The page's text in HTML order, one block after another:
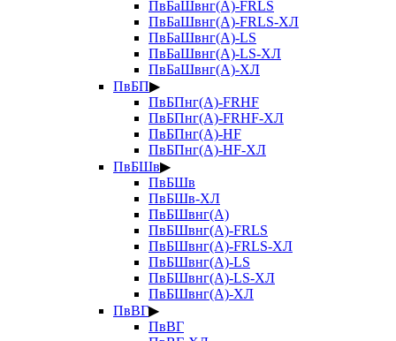
ПвБаШвнг(А)-FRLS
ПвБаШвнг(А)-FRLS-ХЛ
ПвБаШвнг(А)-LS
ПвБаШвнг(А)-LS-ХЛ
ПвБаШвнг(А)-ХЛ
ПвБП▶
ПвБПнг(А)-FRHF
ПвБПнг(А)-FRHF-ХЛ
ПвБПнг(А)-HF
ПвБПнг(А)-HF-ХЛ
ПвБШв▶
ПвБШв
ПвБШв-ХЛ
ПвБШвнг(А)
ПвБШвнг(А)-FRLS
ПвБШвнг(А)-FRLS-ХЛ
ПвБШвнг(А)-LS
ПвБШвнг(А)-LS-ХЛ
ПвБШвнг(А)-ХЛ
ПвВГ▶
ПвВГ